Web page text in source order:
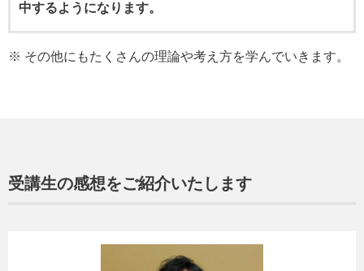
中するようになります。
※ その他にもたくさんの理論や考え方を学んでいきます。
受講生の感想をご紹介いたします